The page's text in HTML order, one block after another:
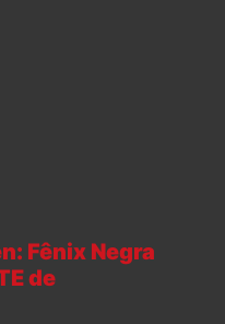
Fênix Negra
de